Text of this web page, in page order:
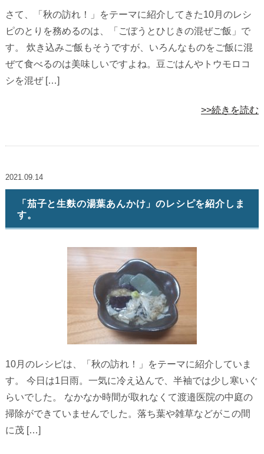
さて、「秋の訪れ！」をテーマに紹介してきた10月のレシ
ピのとりを務めるのは、「ごぼうとひじきの混ぜご飯」で
す。 炊き込みご飯もそうですが、いろんなものをご飯に混
ぜて食べるのは美味しいですよね。豆ごはんやトウモロコ
シを混ぜ […]
>>続きを読む
2021.09.14
「茄子と生麩の湯葉あんかけ」のレシピを紹介しま
す。
10月のレシピは、「秋の訪れ！」をテーマに紹介していま
す。 今日は1日雨。一気に冷え込んで、半袖では少し寒いぐ
らいでした。 なかなか時間が取れなくて渡邉医院の中庭の
掃除ができていませんでした。落ち葉や雑草などがこの間
に茂 […]